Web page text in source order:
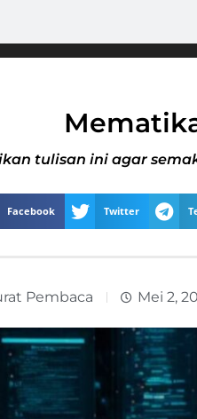
tulisan ini agar
Facebook Twitter
Pembaca Mei 2,